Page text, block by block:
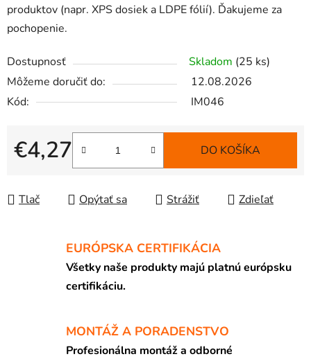
produktov (napr. XPS dosiek a LDPE fólií). Ďakujeme za
pochopenie.
Dostupnosť Skladom (25 ks)
Môžeme doručiť do:
12.08.2026
Kód:
IM046
€4,27
Jednotková cena:
DO KOŠÍKA
Tlač Opýtať sa Strážiť Zdieľať
EURÓPSKA CERTIFIKÁCIA
Všetky naše produkty majú platnú európsku
certifikáciu.
MONTÁŽ A PORADENSTVO
Profesionálna montáž a odborné